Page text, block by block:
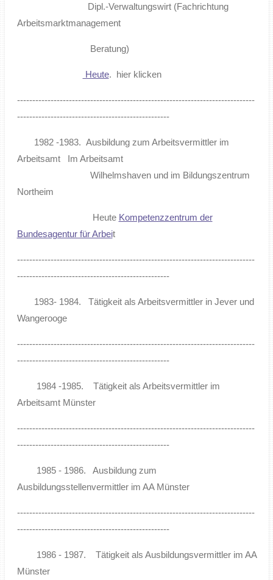
Dipl.-Verwaltungswirt (Fachrichtung
Arbeitsmarktmanagement
Beratung)
Heute. hier klicken
------------------------------------------------------------------------------
--------------------------------------------------
1982 -1983. Ausbildung zum Arbeitsvermittler im
Arbeitsamt Im Arbeitsamt
Wilhelmshaven und im Bildungszentrum
Northeim
Heute Kompetenzzentrum der
Bundesagentur für Arbeit
------------------------------------------------------------------------------
--------------------------------------------------
1983- 1984. Tätigkeit als Arbeitsvermittler in Jever und
Wangerooge
------------------------------------------------------------------------------
--------------------------------------------------
1984 -1985. Tätigkeit als Arbeitsvermittler im
Arbeitsamt Münster
------------------------------------------------------------------------------
--------------------------------------------------
1985 - 1986. Ausbildung zum
Ausbildungsstellenvermittler im AA Münster
------------------------------------------------------------------------------
--------------------------------------------------
1986 - 1987. Tätigkeit als Ausbildungsvermittler im AA
Münster